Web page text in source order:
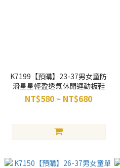
K7199【預購】23-37男女童防
滑星星輕盈透氣休閒運動板鞋
NT$580 ~ NT$680